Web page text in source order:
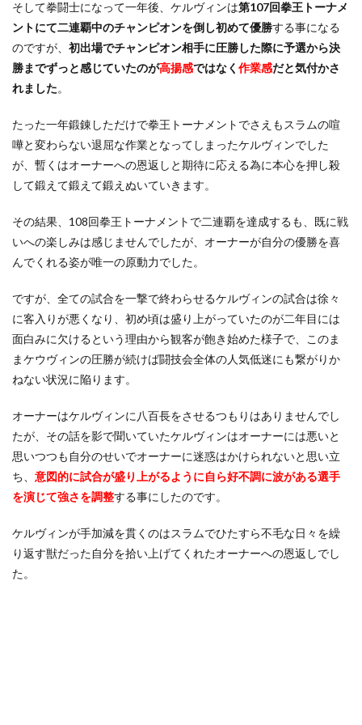
そして拳闘士になって一年後、ケルヴィンは第107回拳王トーナメ
ントにて二連覇中のチャンピオンを倒し初めて優勝する事になる
のですが、 初出場でチャンピオン相手に圧勝した際に予選から決
勝までずっと感じていたのが高揚感ではなく 作業感だと気付かさ
れました。
たった一年鍛錬しただけで拳王トーナメントでさえもスラムの喧
嘩と変わらない退屈な作業となってしまったケルヴィンでした
が、暫くはオーナーへの恩返しと期待に応える為に本心を押し殺
して鍛えて鍛えて鍛えぬいていきます。
その結果、108回拳王トーナメントで二連覇を達成するも、既に戦
いへの楽しみは感じませんでしたが、オーナーが自分の優勝を喜
んでくれる姿が唯一の原動力でした。
ですが、全ての試合を一撃で終わらせるケルヴィンの試合は徐々
に客入りが悪くなり、初め頃は盛り上がっていたのが二年目には
面白みに欠けるという理由から観客が飽き始めた様子で、このま
まケウヴィンの圧勝が続けば闘技会全体の人気低迷にも繋がりか
ねない状況に陥ります。
オーナーはケルヴィンに八百長をさせるつもりはありませんでし
たが、その話を影で聞いていたケルヴィンはオーナーには悪いと
思いつつも自分のせいでオーナーに迷惑はかけられないと思い立
ち、 意図的に試合が盛り上がるように自ら好不調に波がある選手
を演じて強さを調整する事にしたのです。
ケルヴィンが手加減を貫くのはスラムでひたすら不毛な日々を繰
り返す獣だった自分を拾い上げてくれたオーナーへの恩返しでし
た。